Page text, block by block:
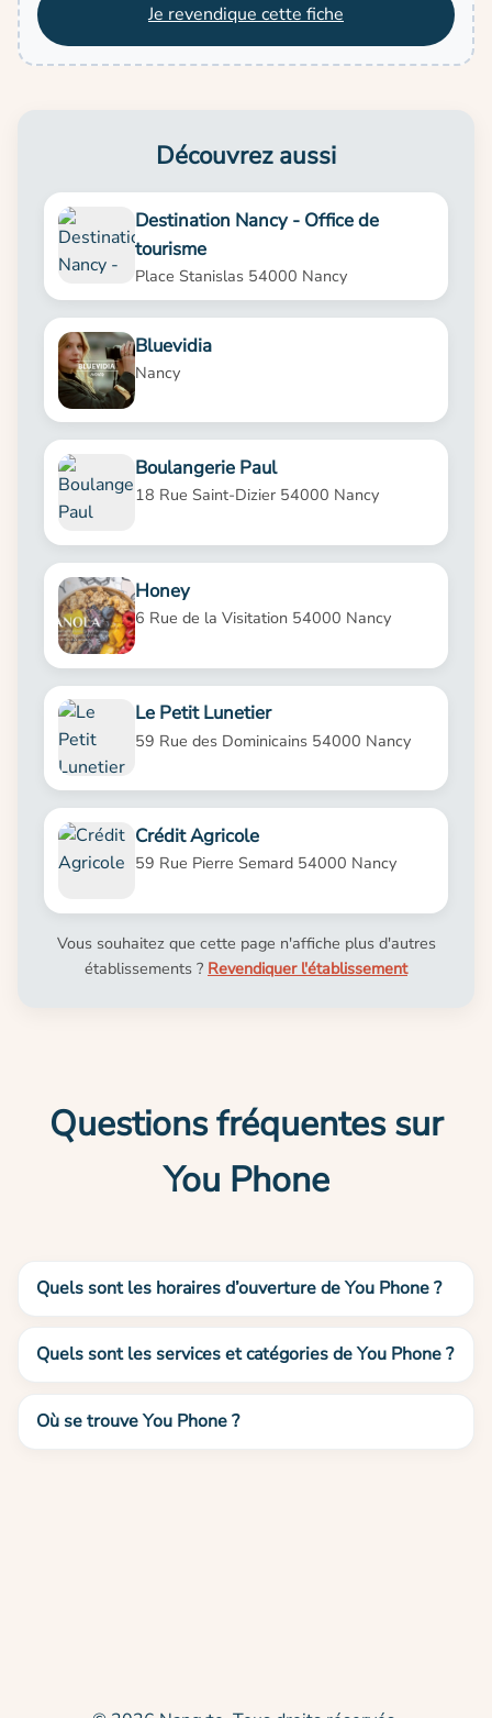
Je revendique cette fiche
Découvrez aussi
Destination Nancy - Office de
tourisme
Place Stanislas 54000 Nancy
Bluevidia
Nancy
Boulangerie Paul
18 Rue Saint-Dizier 54000 Nancy
Honey
6 Rue de la Visitation 54000 Nancy
Le Petit Lunetier
59 Rue des Dominicains 54000 Nancy
Crédit Agricole
59 Rue Pierre Semard 54000 Nancy
Vous souhaitez que cette page n'affiche plus d'autres
établissements ? Revendiquer l'établissement
Questions fréquentes sur
You Phone
Quels sont les horaires d’ouverture de You Phone ?
Quels sont les services et catégories de You Phone ?
Où se trouve You Phone ?